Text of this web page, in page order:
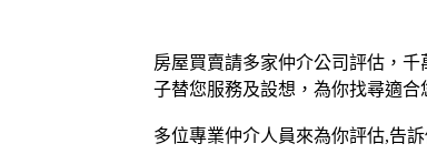
房屋買賣請多家仲介公司評估，
子替您服務及設想，為你找尋適
多位專業仲介人員來為你評估,告